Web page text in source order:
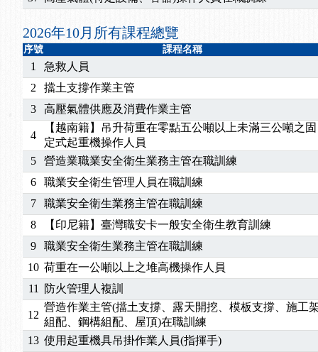
2025/06/06【進修課程】～～前導課程看這邊推出囉～～
2025/04/28【進修課程】要怎麼進修自我？課程百百種選擇好
2025/01/21「高壓氣體製造安全主任」、「隧道等襯砌作業主
訓測驗
2025/01/15
2026年10月所有課程總覽
序號 課程名稱
1
急救人員
2
擋土支撐作業主管
3
高壓氣體供應及消費作業主管
4
【越南籍】吊升荷重在零點五公噸以上未滿三公噸之固
定式起重機操作人員
5
營造業職業安全衛生業務主管在職訓練
6
職業安全衛生管理人員在職訓練
7
職業安全衛生業務主管在職訓練
8
【印尼籍】臺灣職安卡一般安全衛生教育訓練
9
職業安全衛生業務主管在職訓練
10 荷重在一公噸以上之堆高機操作人員
11
防火管理人複訓
12
營造作業主管(擋土支撐、露天開挖、模板支撐、施工
組配、鋼構組配、屋頂)在職訓練
13 使用起重機具吊掛作業人員(指揮手)